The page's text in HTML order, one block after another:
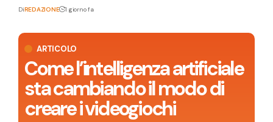
ARTICOLO
Come l’intelligenza artificiale
sta cambiando il modo di
creare i videogiochi
DiREDAZIONE 1 giorno fa